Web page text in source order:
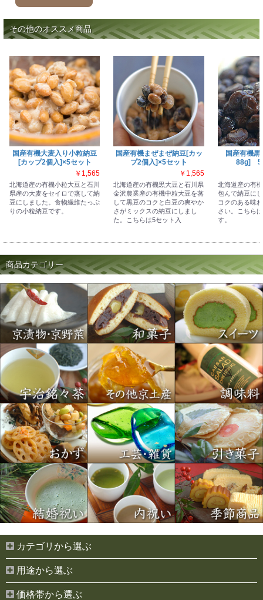
その他のオススメ商品
国産有機大麦入り小粒納豆
[カップ2個入]×5セット
￥1,565
北海道産の有機小粒大豆と石川
県産の大麦をセイロで蒸して納
豆にしました。食物繊維たっぷ
りの小粒納豆です。
国産有機まぜまぜ納豆[カッ
プ2個入]×5セット
￥1,565
北海道産の有機黒大豆と石川県
金沢農業産の有機中粒大豆を蒸
して黒豆のコクと白豆の爽やか
さがミックスの納豆にしまし
た。こちらは5セット入
国産有機
88g] 5
北海道産の有
包んで納豆に
コクのある味
さい。こちら
す。
商品カテゴリー
カテゴリから選ぶ
用途から選ぶ
価格帯から選ぶ